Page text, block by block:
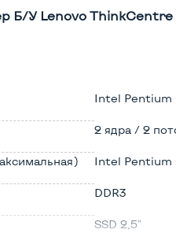
Б/У Lenovo
Intel Pentium
2 ядра / 2
Intel Pentium
DDR3
SSD 2,5"